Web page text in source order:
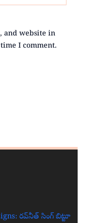
and website in
I comment.
రవ్‌నీత్ సింగ్ బిట్టూ